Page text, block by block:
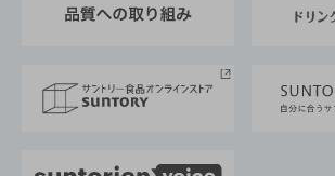
採用情報